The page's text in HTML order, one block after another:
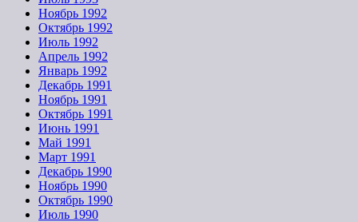
Ноябрь 1992
Октябрь 1992
Июль 1992
Апрель 1992
Январь 1992
Декабрь 1991
Ноябрь 1991
Октябрь 1991
Июнь 1991
Май 1991
Март 1991
Декабрь 1990
Ноябрь 1990
Октябрь 1990
Июль 1990